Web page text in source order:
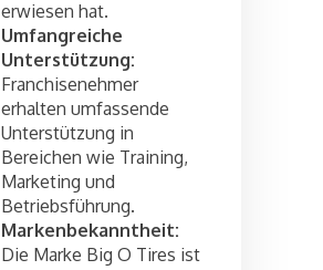
erwiesen hat.
Umfangreiche
Unterstützung:
Franchisenehmer
erhalten umfassende
Unterstützung in
Bereichen wie Training,
Marketing und
Betriebsführung.
Markenbekanntheit:
Die Marke Big O Tires ist